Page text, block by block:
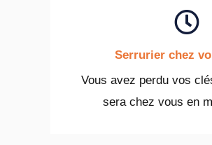
Serrurier chez
Vous avez perdu vos
sera chez vous en